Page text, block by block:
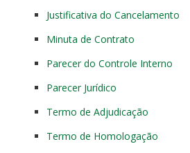
Justificativa do Cancelamento
Minuta de Contrato
Parecer do Controle Interno
Parecer Jurídico
Termo de Adjudicação
Termo de Homologação